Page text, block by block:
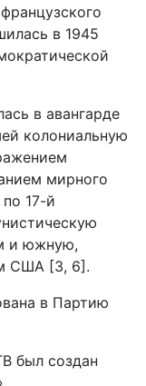
в 1945
в авангарде
колониальную
мирного
17-й
и южную,
США [3, 6].
в Партию
был создан